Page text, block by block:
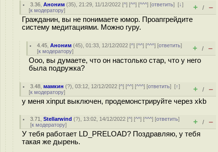
3.36 ,Аноним (35), 21:29, 11/12/2022 [^] [^^] [^^^] [ответить][↓]
[к модератору] + / –
Гражданин, вы не понимаете юмор. Проапгрейдите
систему медитациями. Можно гуру.
4.45 ,Аноним (45), 01:33, 12/12/2022 [^] [^^] [^^^] [ответить]
[к модератору] + / –
Ооо, вы думаете, что он настолько стар, что у него
была подружка?
3.48 ,мамкин (?), 03:12, 12/12/2022 [^] [^^] [^^^] [ответить][↑]
[к модератору] + / –
у меня xinput выключен, продемонстрируйте через xkb
3.71 ,Stellarwind (?), 13:02, 14/12/2022 [^] [^^] [^^^] [ответить]
[к модератору] + / –
У тебя работает LD_PRELOAD? Поздравляю, у тебя
такая же дырень.